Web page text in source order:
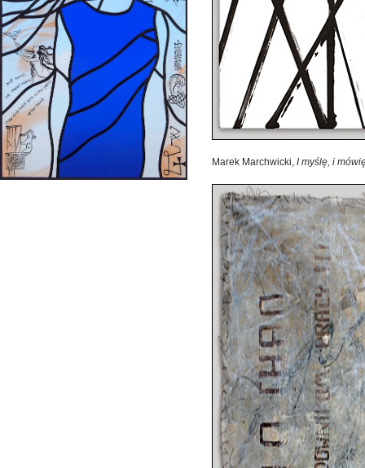
Marek Marchwicki, I myślę, i